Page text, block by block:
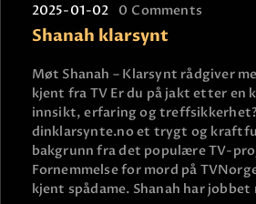
2025-01-02 0 Comments
Shanah klarsynt
Møt Shanah – Klarsynt rådgiver
kjent fra TV Er du på jakt etter en
innsikt, erfaring og treffsikkerhet?
dinklarsynte.no et trygt og
bakgrunn fra det populære TV-
Fornemmelse for mord på
kjent spådame. Shanah har jobbet